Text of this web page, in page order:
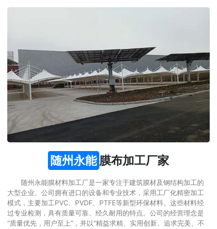
随州永能 膜布加工厂家
随州永能膜材料加工厂是一家专注于建筑膜材及钢结构加工的
大型企业。公司拥有进口的设备和专业技术，采用工厂化精密加工
模式，主要加工PVC、PVDF、PTFE等新型环保材料。这些材料经
过专业检测，具有质量可靠、经久耐用的特点。公司的经营理念是
“质量优先，用户至上”，并以“精益求精、实用创新、追求完美、不